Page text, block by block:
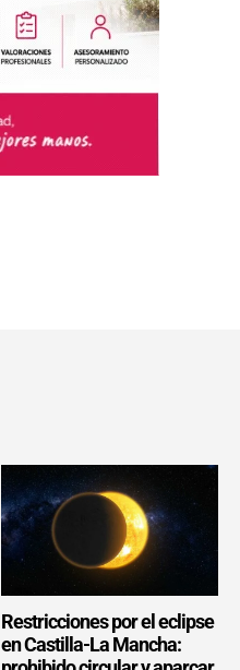
Restricciones por el eclipse
en Castilla-La Mancha: